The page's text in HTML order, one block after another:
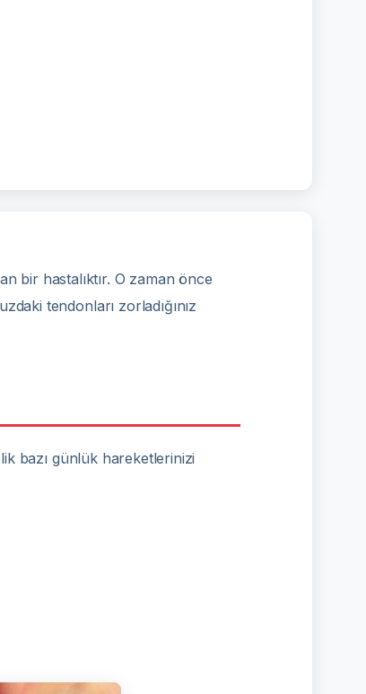
bir hastalıktır. O zaman önce
tendonları zorladığınız
bazı günlük hareketlerinizi